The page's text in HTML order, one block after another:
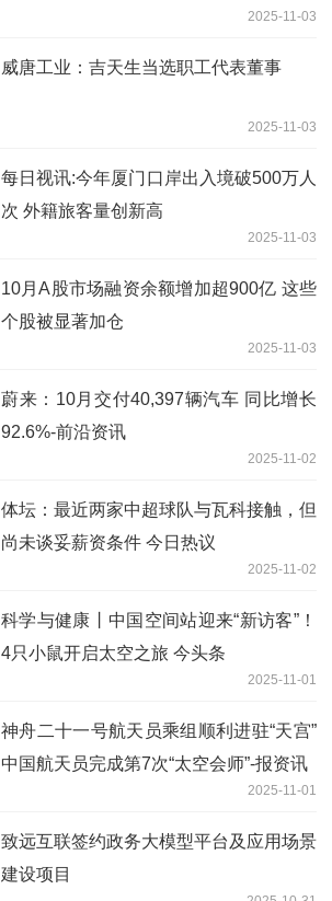
2025-11-03
威唐工业：吉天生当选职工代表董事
2025-11-03
每日视讯:今年厦门口岸出入境破500万人
次 外籍旅客量创新高
2025-11-03
10月A股市场融资余额增加超900亿 这些
个股被显著加仓
2025-11-03
蔚来：10月交付40,397辆汽车 同比增长
92.6%-前沿资讯
2025-11-02
体坛：最近两家中超球队与瓦科接触，但
尚未谈妥薪资条件 今日热议
2025-11-02
科学与健康丨中国空间站迎来“新访客”！
4只小鼠开启太空之旅 今头条
2025-11-01
神舟二十一号航天员乘组顺利进驻“天宫”
中国航天员完成第7次“太空会师”-报资讯
2025-11-01
致远互联签约政务大模型平台及应用场景
建设项目